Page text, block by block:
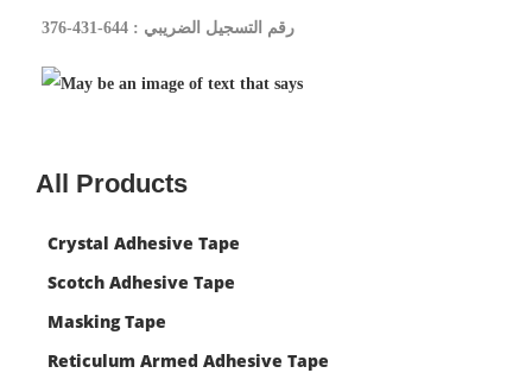
رقم التسجيل الضريبي : 644-431-376
All Products
Crystal Adhesive Tape
Scotch Adhesive Tape
Masking Tape
Reticulum Armed Adhesive Tape